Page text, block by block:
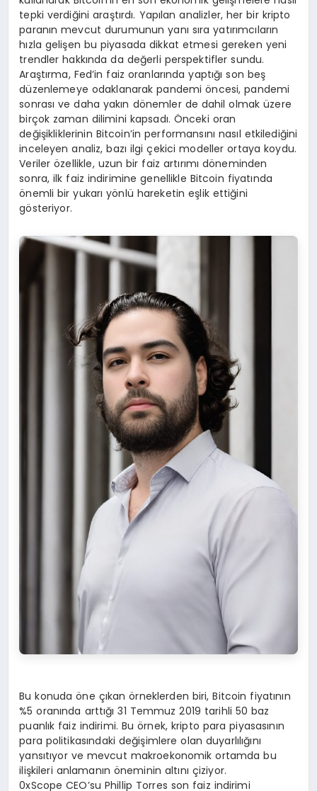
tepki verdiğini araştırdı. Yapılan analizler, her bir kripto
paranın mevcut durumunun yanı sıra yatırımcıların
hızla gelişen bu piyasada dikkat etmesi gereken yeni
trendler hakkında da değerli perspektifler sundu.
Araştırma, Fed’in faiz oranlarında yaptığı son beş
düzenlemeye odaklanarak pandemi öncesi, pandemi
sonrası ve daha yakın dönemler de dahil olmak üzere
birçok zaman dilimini kapsadı. Önceki oran
değişikliklerinin Bitcoin’in performansını nasıl etkilediğini
inceleyen analiz, bazı ilgi çekici modeller ortaya koydu.
Veriler özellikle, uzun bir faiz artırımı döneminden
sonra, ilk faiz indirimine genellikle Bitcoin fiyatında
önemli bir yukarı yönlü hareketin eşlik ettiğini
gösteriyor.
Bu konuda öne çıkan örneklerden biri, Bitcoin fiyatının
%5 oranında arttığı 31 Temmuz 2019 tarihli 50 baz
puanlık faiz indirimi. Bu örnek, kripto para piyasasının
para politikasındaki değişimlere olan duyarlılığını
yansıtıyor ve mevcut makroekonomik ortamda bu
ilişkileri anlamanın öneminin altını çiziyor.
0xScope CEO’su Phillip Torres son faiz indirimi